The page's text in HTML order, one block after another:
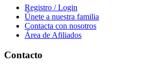
Registro / Login
Únete a nuestra familia
Contacta con nosotros
Área de Afiliados
Contacto